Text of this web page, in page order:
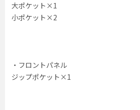
大ポケット×1
小ポケット×2
・フロントパネル
ジップポケット×1